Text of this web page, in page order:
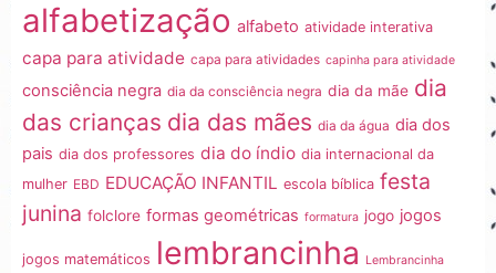
alfabetização alfabeto atividade interativa
capa para atividade capa para atividades capinha para atividade
consciência negra dia da consciência negra dia da mãe dia
das crianças dia das mães dia da água dia dos
pais dia dos professores dia do índio dia internacional da
mulher EBD EDUCAÇÃO INFANTIL escola bíblica festa
junina folclore formas geométricas formatura jogo jogos
jogos matemáticos lembrancinha Lembrancinha